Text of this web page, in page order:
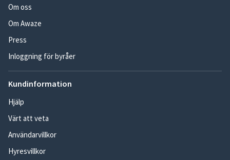
Om oss
Om Awaze
Press
Inloggning för byråer
Kundinformation
Hjälp
Värt att veta
Användarvillkor
Hyresvillkor